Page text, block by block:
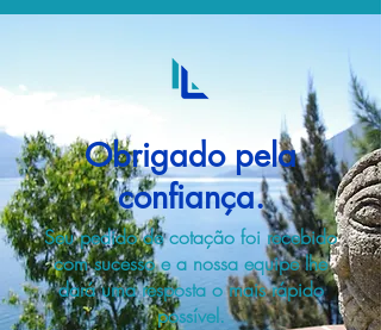
Obrigado pela
confiança.
Seu pedido de cotação foi recebido
com sucesso e a nossa equipe lhe
dará uma resposta o mais rápido
possível.